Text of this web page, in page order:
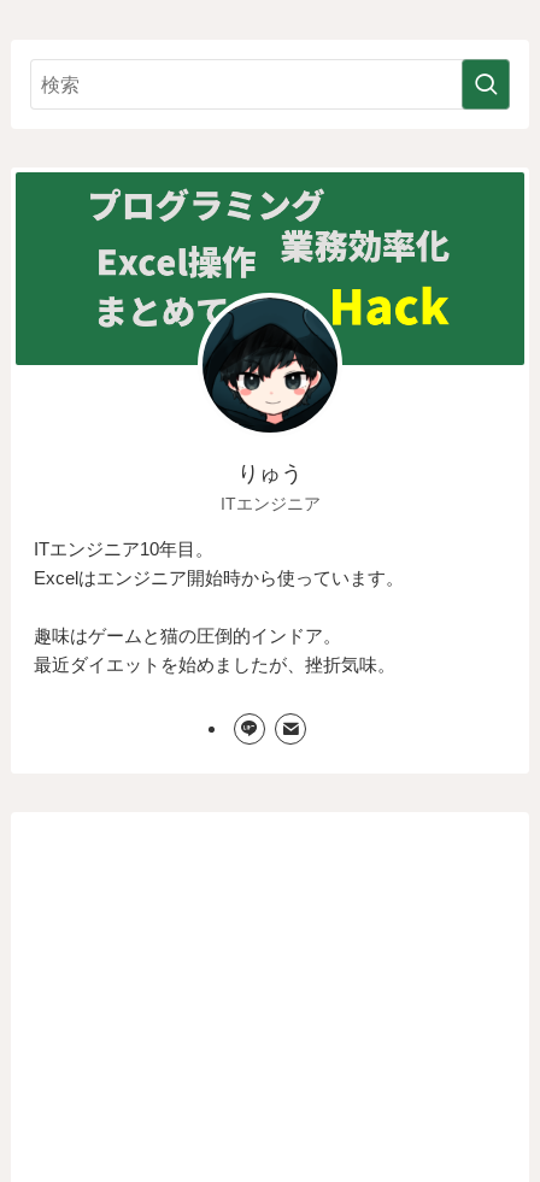
りゅう
ITエンジニア
ITエンジニア10年目。
Excelはエンジニア開始時から使っています。
趣味はゲームと猫の圧倒的インドア。
最近ダイエットを始めましたが、挫折気味。